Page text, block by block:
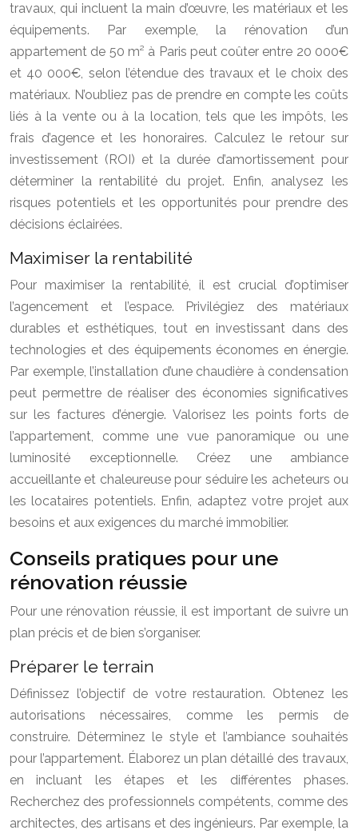
travaux, qui incluent la main d’œuvre, les matériaux et les
équipements. Par exemple, la rénovation d’un
appartement de 50 m² à Paris peut coûter entre 20 000€
et 40 000€, selon l’étendue des travaux et le choix des
matériaux. N’oubliez pas de prendre en compte les coûts
liés à la vente ou à la location, tels que les impôts, les
frais d’agence et les honoraires. Calculez le retour sur
investissement (ROI) et la durée d’amortissement pour
déterminer la rentabilité du projet. Enfin, analysez les
risques potentiels et les opportunités pour prendre des
décisions éclairées.
Maximiser la rentabilité
Pour maximiser la rentabilité, il est crucial d’optimiser
l’agencement et l’espace. Privilégiez des matériaux
durables et esthétiques, tout en investissant dans des
technologies et des équipements économes en énergie.
Par exemple, l’installation d’une chaudière à condensation
peut permettre de réaliser des économies significatives
sur les factures d’énergie. Valorisez les points forts de
l’appartement, comme une vue panoramique ou une
luminosité exceptionnelle. Créez une ambiance
accueillante et chaleureuse pour séduire les acheteurs ou
les locataires potentiels. Enfin, adaptez votre projet aux
besoins et aux exigences du marché immobilier.
Conseils pratiques pour une
rénovation réussie
Pour une rénovation réussie, il est important de suivre un
plan précis et de bien s’organiser.
Préparer le terrain
Définissez l’objectif de votre restauration. Obtenez les
autorisations nécessaires, comme les permis de
construire. Déterminez le style et l’ambiance souhaités
pour l’appartement. Élaborez un plan détaillé des travaux,
en incluant les étapes et les différentes phases.
Recherchez des professionnels compétents, comme des
architectes, des artisans et des ingénieurs. Par exemple, la